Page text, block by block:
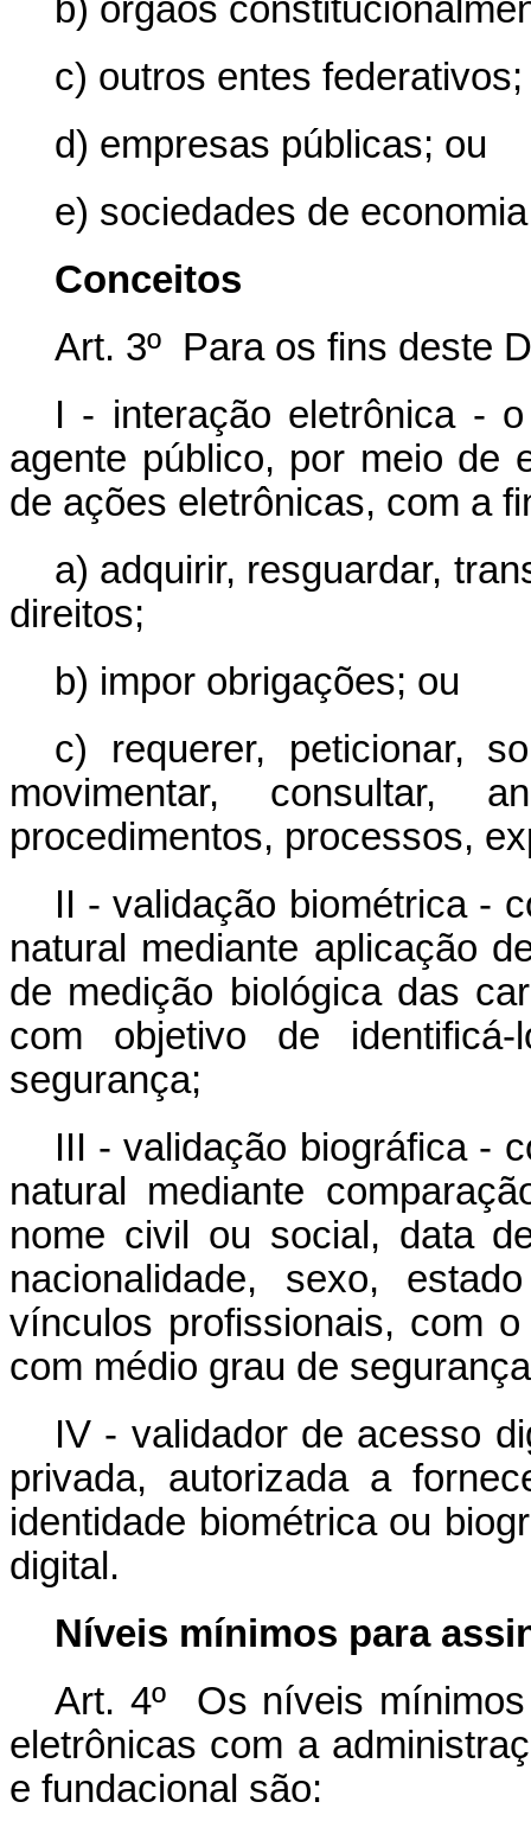
b) órgãos
c) outros entes federativos;
d) empresas públicas; ou
e) sociedades de
Conceitos
Art. 3º Para os fins deste
I - interação eletrônica -
agente público, por meio de
de ações eletrônicas, com a
a) adquirir, resguardar,
direitos;
b) impor obrigações; ou
c) requerer, peticionar,
movimentar, consultar,
procedimentos, processos,
II - validação biométrica -
natural mediante aplicação
de medição biológica das
com objetivo de
segurança;
III - validação biográfica -
natural mediante
nome civil ou social, data
nacionalidade, sexo,
vínculos profissionais, com
com médio grau de
IV - validador de acesso
privada, autorizada a
identidade biométrica ou
digital.
Níveis mínimos para
Art. 4º Os níveis
eletrônicas com a
e fundacional são: